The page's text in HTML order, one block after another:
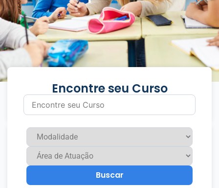
Encontre seu Curso
Buscar